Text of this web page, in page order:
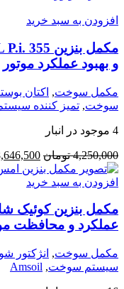
افزودن به سبد خرید
و بهبود عملکرد موتور
مکمل سوخت, اکتان
سوخت, تمیز کننده
4 موجود در انبار
4,250,000 تومان قیمت
اصلی:
افزودن به سبد خرید
عملکرد و محافظت
مکمل سوخت, انژکتور
سیستم سوخت,
Amsoil